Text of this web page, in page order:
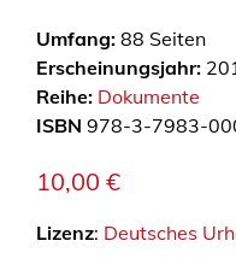
Umfang: 88 Seiten
Erscheinungsjahr:
Reihe: Dokumente
ISBN 978-3-7983-
10,00 €
Lizenz: Deutsches